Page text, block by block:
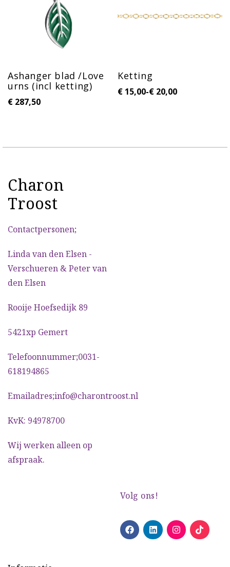
Ashanger blad /Love
urns (incl ketting)
€ 287,50
Ketting
€ 15,00-€ 20,00
Charon
Troost
Contactpersonen;
Linda van den Elsen -
Verschueren & Peter van
den Elsen
Rooije Hoefsedijk 89
5421xp Gemert
Telefoonnummer;0031-
618194865
Emailadres;info@charontroost.nl
KvK: 94978700
Wij werken alleen op
afspraak.
Volg ons!